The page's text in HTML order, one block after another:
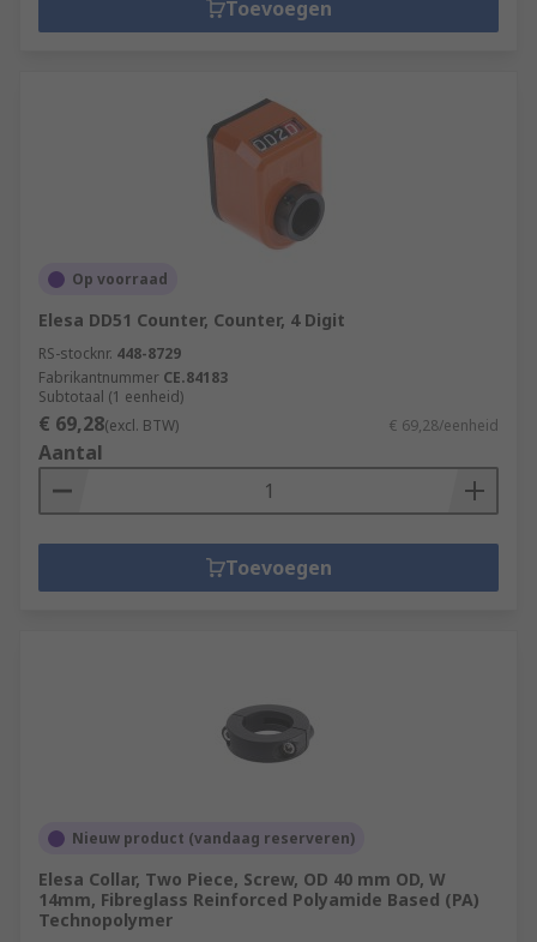
Toevoegen
Op voorraad
Elesa DD51 Counter, Counter, 4 Digit
RS-stocknr. 448-8729
Fabrikantnummer CE.84183
Subtotaal (1 eenheid)
€ 69,28(excl. BTW) € 69,28/eenheid
Aantal
Toevoegen
Nieuw product (vandaag reserveren)
Elesa Collar, Two Piece, Screw, OD 40 mm OD, W
14mm, Fibreglass Reinforced Polyamide Based (PA)
Technopolymer